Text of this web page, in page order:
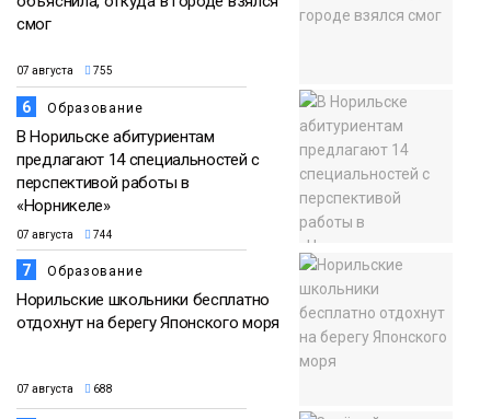
смог
07 августа 755
6 Образование
В Норильске абитуриентам
предлагают 14 специальностей с
перспективой работы в
«Норникеле»
07 августа 744
7 Образование
Норильские школьники бесплатно
отдохнут на берегу Японского моря
07 августа 688